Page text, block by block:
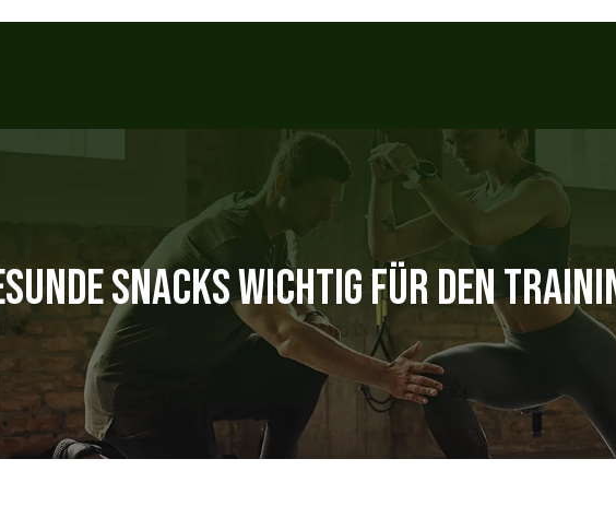
SNACKS WICHTIG FÜR DEN